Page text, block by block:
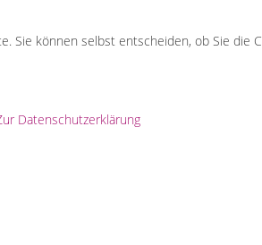
können selbst entscheiden, ob Sie
Datenschutzerklärung